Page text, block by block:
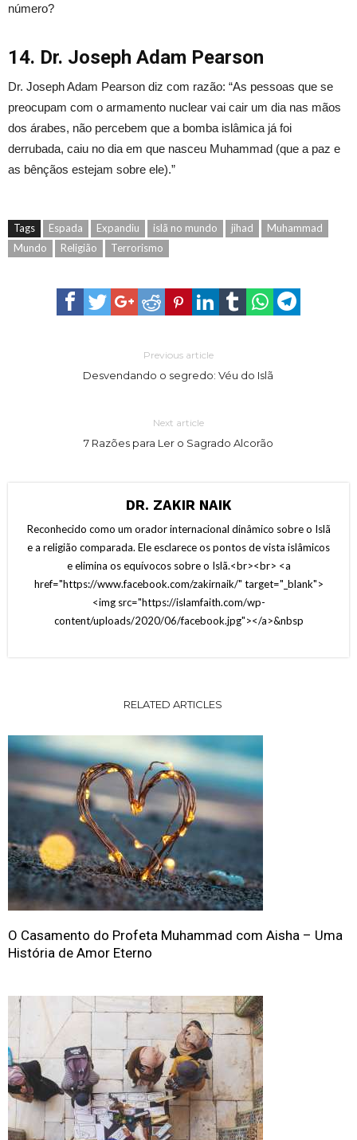
número?
14. Dr. Joseph Adam Pearson
Dr. Joseph Adam Pearson diz com razão: “As pessoas que se
preocupam com o armamento nuclear vai cair um dia nas mãos
dos árabes, não percebem que a bomba islâmica já foi
derrubada, caiu no dia em que nasceu Muhammad (que a paz e
as bênçãos estejam sobre ele).”
Tags Espada Expandiu islã no mundo jihad
Muhammad
Mundo
Religião Terrorismo
Previous article
Desvendando o segredo: Véu do Islã
Next article
7 Razões para Ler o Sagrado Alcorão
DR. ZAKIR NAIK
Reconhecido como um orador internacional dinâmico sobre o Islã
e a religião comparada. Ele esclarece os pontos de vista islâmicos
e elimina os equívocos sobre o Islã.<br><br> <a
href="https://www.facebook.com/zakirnaik/" target="_blank">
<img src="https://islamfaith.com/wp-
content/uploads/2020/06/facebook.jpg"></a>&nbsp
RELATED ARTICLES
O Casamento do Profeta Muhammad com Aisha – Uma
História de Amor Eterno